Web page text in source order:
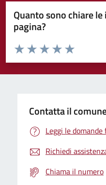
Quanto sono chiare
pagina?
Domanda
Valuta da 1 a 5 stelle la pagina
Valuta 5
Valuta 4 stelle
Valuta 3 stelle su 5
Valuta 2 stelle su 5
Valuta 1 stelle su 5
Contatta il
Leggi le
Richiedi
Chiama il numero